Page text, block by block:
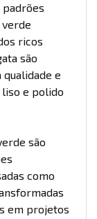
verde
ricos
são
e
e polido
são
como
em projetos